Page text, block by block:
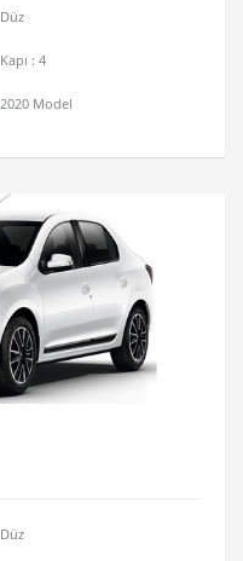
Düz
Kapı : 4
2020 Model
Düz